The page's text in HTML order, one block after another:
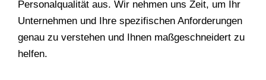
Personalqualität aus. Wir nehmen uns Zeit, um Ihr
Unternehmen und Ihre spezifischen Anforderungen
genau zu verstehen und Ihnen maßgeschneidert zu
helfen.